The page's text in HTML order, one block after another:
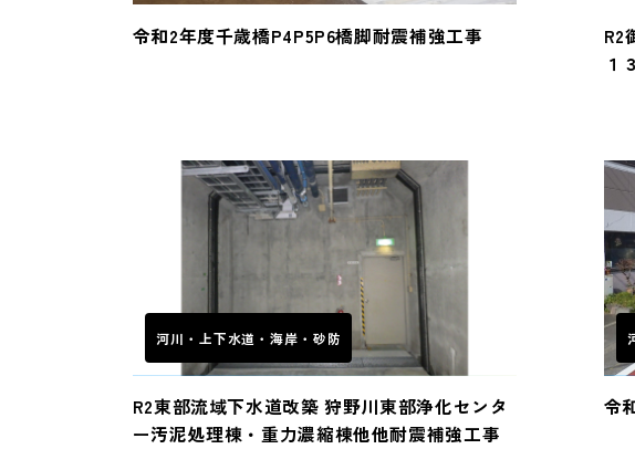
令和2年度千歳橋P4P5P6橋脚耐震補強工事
R2
１３
河川・上下水道・海岸・砂防
R2東部流域下水道改築 狩野川東部浄化センタ
ー汚泥処理棟・重力濃縮棟他他耐震補強工事
令